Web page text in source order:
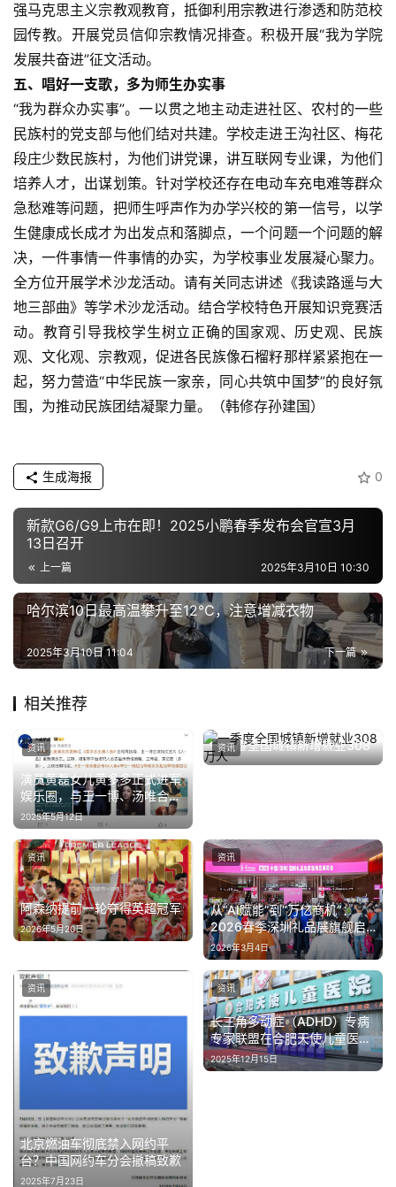
能
源
强马克思主义宗教观教育，抵御利用宗教进行渗透和防范校
园传教。开展党员信仰宗教情况排查。积极开展“我为学院
发展共奋进”征文活动。
五、唱好一支歌，多为师生办实事
“我为群众办实事”。一以贯之地主动走进社区、农村的一些
民族村的党支部与他们结对共建。学校走进王沟社区、梅花
段庄少数民族村，为他们讲党课，讲互联网专业课，为他们
培养人才，出谋划策。针对学校还存在电动车充电难等群众
急愁难等问题，把师生呼声作为办学兴校的第一信号，以学
生健康成长成才为出发点和落脚点，一个问题一个问题的解
决，一件事情一件事情的办实，为学校事业发展凝心聚力。
全方位开展学术沙龙活动。请有关同志讲述《我读路遥与大
地三部曲》等学术沙龙活动。结合学校特色开展知识竞赛活
动。教育引导我校学生树立正确的国家观、历史观、民族
观、文化观、宗教观，促进各民族像石榴籽那样紧紧抱在一
起，努力营造“中华民族一家亲，同心共筑中国梦”的良好氛
围，为推动民族团结凝聚力量。（韩修存孙建国）
0
生成海报
新款G6/G9上市在即！2025小鹏春季发布会官宣3月
13日召开
上一篇 2025年3月10日 10:30
哈尔滨10日最高温攀升至12℃，注意增减衣物
下一篇
2025年3月10日 11:04
相关推荐
演员黄磊女儿黄多多正式进军
娱乐圈，与王一博、汤唯合作
电影《人鱼》
2025年5月12日
资讯
一季度全国城镇新增就业308
万人
2025年4月28日
资讯
阿森纳提前一轮夺得英超冠军
2026年5月20日
资讯
从“AI赋能”到“万亿商机”：
2026春季深圳礼品展旗舰启
航，引爆采购开年红
2026年3月4日
资讯
北京燃油车彻底禁入网约平
台？中国网约车分会撤稿致歉
2025年7月23日
资讯
长三角多动症（ADHD）专病
专家联盟在合肥天使儿童医院
成立，沪苏浙皖优质医疗资源
一体化
2025年12月15日
资讯